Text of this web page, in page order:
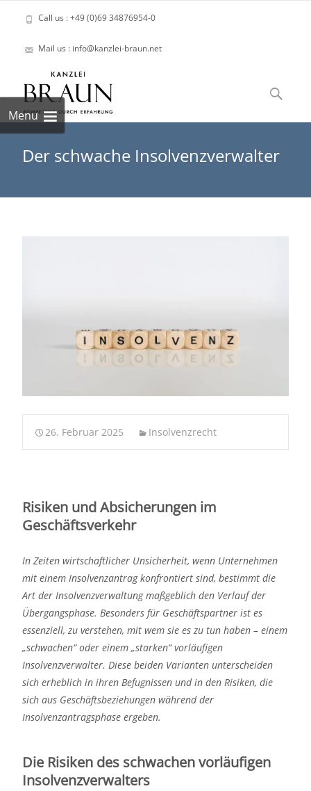
Call us : +49 (0)69 34876954-0
Mail us : info@kanzlei-braun.net
Menu
to
content
Suchen
nach:
Der schwache Insolvenzverwalter
26. Februar 2025 Insolvenzrecht
Risiken und Absicherungen im
Geschäftsverkehr
In Zeiten wirtschaftlicher Unsicherheit, wenn Unternehmen
mit einem Insolvenzantrag konfrontiert sind, bestimmt die
Art der Insolvenzverwaltung maßgeblich den Verlauf der
Übergangsphase. Besonders für Geschäftspartner ist es
essenziell, zu verstehen, mit wem sie es zu tun haben – einem
„schwachen“ oder einem „starken“ vorläufigen
Insolvenzverwalter. Diese beiden Varianten unterscheiden
sich erheblich in ihren Befugnissen und in den Risiken, die
sich aus Geschäftsbeziehungen während der
Insolvenzantragsphase ergeben.
Die Risiken des schwachen vorläufigen
Insolvenzverwalters